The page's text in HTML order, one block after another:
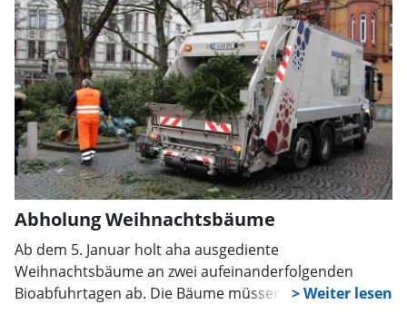
Abholung Weihnachtsbäume
Ab dem 5. Januar holt aha ausgediente
Weihnachtsbäume an zwei aufeinanderfolgenden
Bioabfuhrtagen ab. Die Bäume müssen abgeschmückt,